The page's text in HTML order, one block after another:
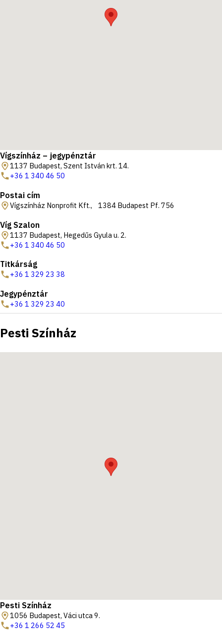
Vígszínház – jegypénztár
1137 Budapest, Szent István krt. 14.
+36 1 340 46 50
Postai cím
Vígszínház Nonprofit Kft., 1384 Budapest Pf. 756
Víg Szalon
1137 Budapest, Hegedűs Gyula u. 2.
+36 1 340 46 50
Titkárság
+36 1 329 23 38
Jegypénztár
+36 1 329 23 40
Pesti Színház
Pesti Színház
1056 Budapest, Váci utca 9.
+36 1 266 52 45